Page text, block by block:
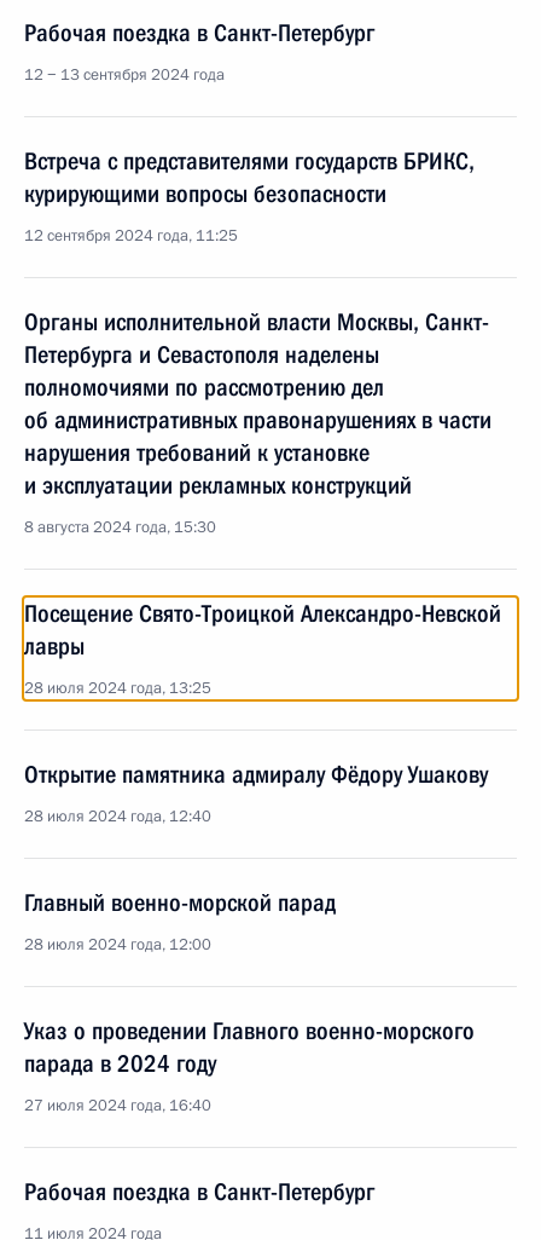
Рабочая поездка в Санкт-Петербург
12 − 13 сентября 2024 года
Встреча с представителями государств БРИКС,
курирующими вопросы безопасности
12 сентября 2024 года, 11:25
Органы исполнительной власти Москвы, Санкт-
Петербурга и Севастополя наделены
полномочиями по рассмотрению дел
об административных правонарушениях в части
нарушения требований к установке
и эксплуатации рекламных конструкций
8 августа 2024 года, 15:30
Посещение Свято-Троицкой Александро-Невской
лавры
28 июля 2024 года, 13:25
Открытие памятника адмиралу Фёдору Ушакову
28 июля 2024 года, 12:40
Главный военно-морской парад
28 июля 2024 года, 12:00
Указ о проведении Главного военно-морского
парада в 2024 году
27 июля 2024 года, 16:40
Рабочая поездка в Санкт-Петербург
11 июля 2024 года